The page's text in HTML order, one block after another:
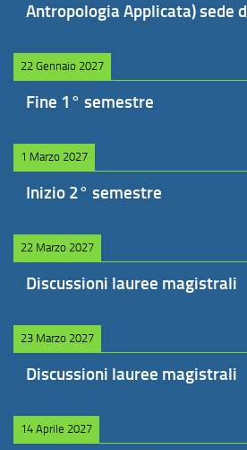
Antropologia Applicata) sede
22 Gennaio 2027
Fine 1° semestre
1 Marzo 2027
Inizio 2° semestre
22 Marzo 2027
Discussioni lauree magistrali
23 Marzo 2027
Discussioni lauree magistrali
14 Aprile 2027